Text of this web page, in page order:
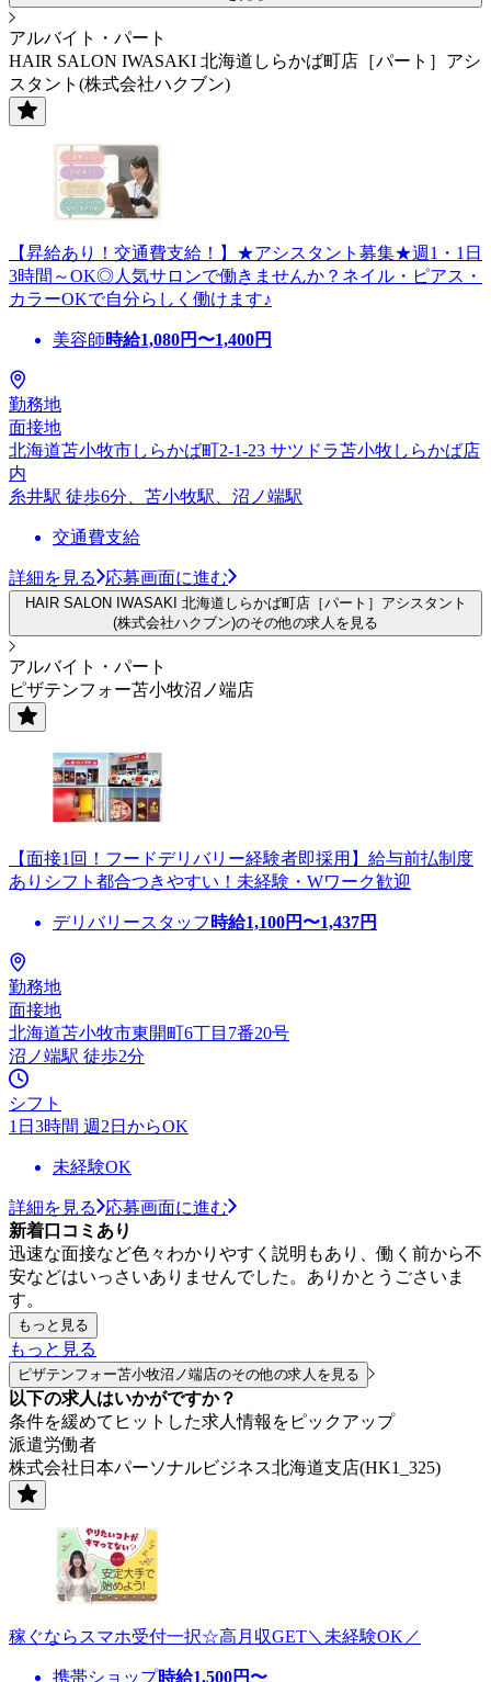
アルバイト・パート
HAIR SALON IWASAKI 北海道しらかば町店［パート］アシ
スタント(株式会社ハクブン)
【昇給あり！交通費支給！】★アシスタント募集★週1・1日
3時間～OK◎人気サロンで働きませんか？ネイル・ピアス・
カラーOKで自分らしく働けます♪
美容師時給1,080円〜1,400円
勤務地
面接地
北海道苫小牧市しらかば町2-1-23 サツドラ苫小牧しらかば店
内
糸井駅 徒歩6分、苫小牧駅、沼ノ端駅
交通費支給
詳細を見る 応募画面に進む
HAIR SALON IWASAKI 北海道しらかば町店［パート］アシスタント
(株式会社ハクブン)のその他の求人を見る
アルバイト・パート
ピザテンフォー苫小牧沼ノ端店
【面接1回！フードデリバリー経験者即採用】給与前払制度
ありシフト都合つきやすい！未経験・Wワーク歓迎
デリバリースタッフ 時給1,100円〜1,437円
勤務地
面接地
北海道苫小牧市東開町6丁目7番20号
沼ノ端駅 徒歩2分
シフト
1日3時間 週2日からOK
未経験OK
詳細を見る
応募画面に進む
新着口コミあり
迅速な面接など色々わかりやすく説明もあり、働く前から不
安などはいっさいありませんでした。ありかとうごさいま
す。
もっと見る
もっと見る
ピザテンフォー苫小牧沼ノ端店のその他の求人を見る
以下の求人はいかがですか？
条件を緩めてヒットした求人情報をピックアップ
派遣労働者
株式会社日本パーソナルビジネス北海道支店(HK1_325)
稼ぐならスマホ受付一択☆高月収GET＼未経験OK／
携帯ショップ時給1,500円〜